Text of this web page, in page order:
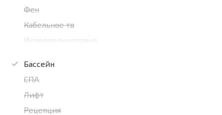
Фен
Кабельное тв
Игровая приставка
Бассейн
СПА
Лифт
Рецепция